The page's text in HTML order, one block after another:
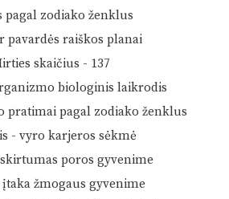
pagal zodiako ženklus
pavardės raiškos planai
skaičius - 137
biologinis laikrodis
pratimai pagal zodiako ženklus
- vyro karjeros sėkmė
poros gyvenime
žmogaus gyvenime